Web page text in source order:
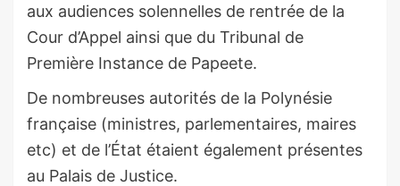
aux audiences solennelles de rentrée de la
Cour d’Appel ainsi que du Tribunal de
Première Instance de Papeete.
De nombreuses autorités de la Polynésie
française (ministres, parlementaires, maires
etc) et de l’État étaient également présentes
au Palais de Justice.